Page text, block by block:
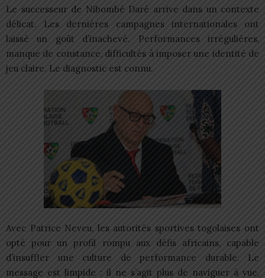
Le successeur de Nibombé Daré arrive dans un contexte
délicat. Les dernières campagnes internationales ont
laissé un goût d’inachevé. Performances irrégulières,
manque de constance, difficultés à imposer une identité de
jeu claire. Le diagnostic est connu.
Avec Patrice Neveu, les autorités sportives togolaises ont
opté pour un profil rompu aux défis africains, capable
d’insuffler une culture de performance durable. Le
message est limpide : il ne s’agit plus de naviguer à vue,